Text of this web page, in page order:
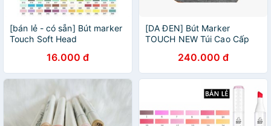
[bán lẻ - có sẵn] Bút marker
Touch Soft Head
16.000 đ
[DA ĐEN] Bút Marker
TOUCH NEW Túi Cao Cấp
240.000 đ